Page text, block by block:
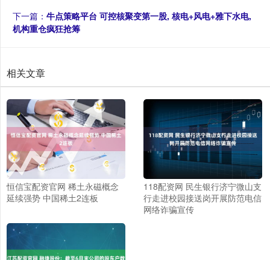
下一篇： 牛点策略平台 可控核聚变第一股, 核电+风电+雅下水电,
机构重仓疯狂抢筹
相关文章
恒信宝配资官网 稀土永磁概念
延续强势 中国稀土2连板
118配资网 民生银行济宁微山支
行走进校园接送岗开展防范电信
网络诈骗宣传